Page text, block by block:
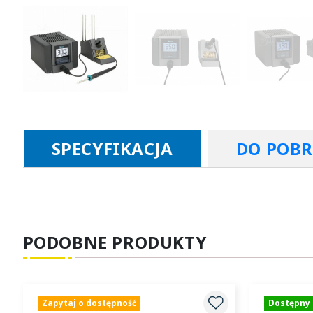
SPECYFIKACJA DO
PODOBNE PRODUKTY
Zapytaj o dostępność Dostępny